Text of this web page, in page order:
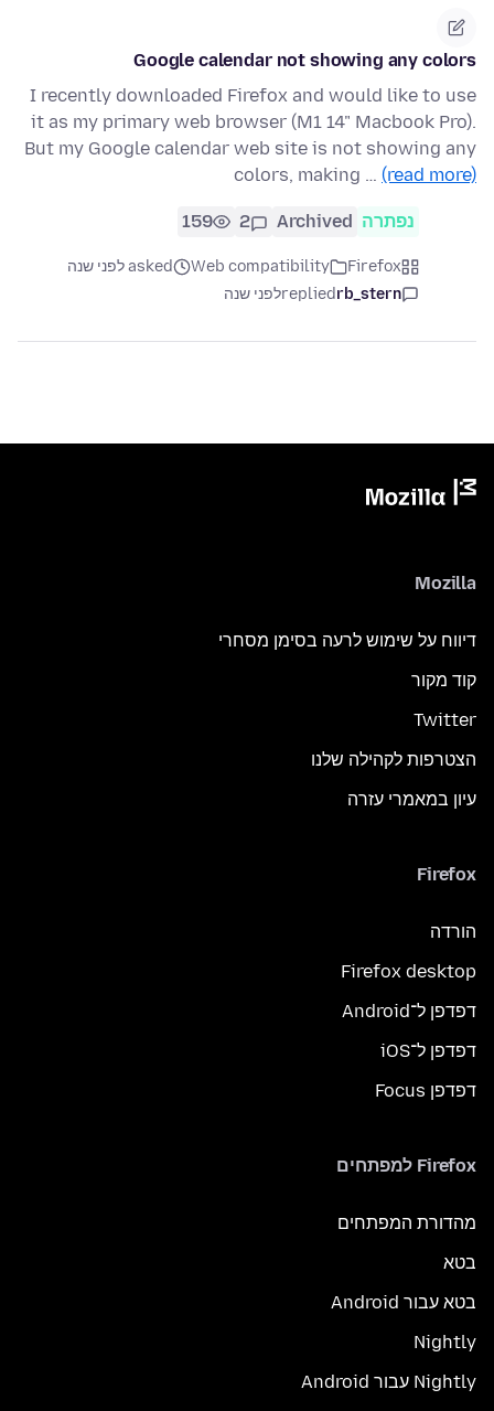
Google calendar not showing any colors
I recently downloaded Firefox and would like to use
it as my primary web browser (M1 14" Macbook Pro).
But my Google calendar web site is not showing any
colors, making … (read more)
נפתרה Archived
2
159
Firefox
Web compatibility
asked לפני שנה
rb_stern
repliedלפני שנה
Mozilla
דיווח על שימוש לרעה בסימן מסחרי
קוד מקור
Twitter
הצטרפות לקהילה שלנו
עיון במאמרי עזרה
Firefox
הורדה
Firefox desktop
דפדפן ל־Android
דפדפן ל־iOS
דפדפן Focus
Firefox למפתחים
מהדורת המפתחים
בטא
בטא עבור Android
Nightly
Nightly עבור Android